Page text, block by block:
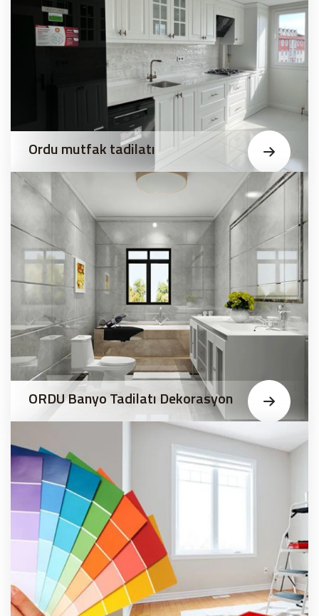
Ordu mutfak tadilatı
ORDU Banyo Tadilatı Dekorasyon